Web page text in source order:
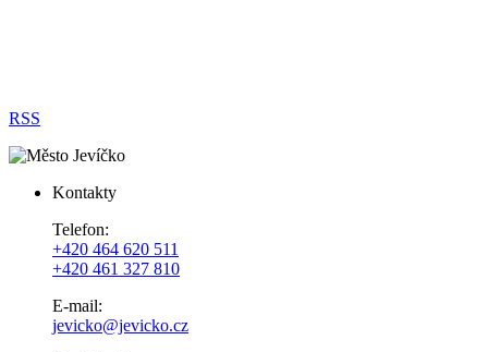
RSS
Kontakty
Telefon:
+420 464 620 511
+420 461 327 810
E-mail:
jevicko@jevicko.cz